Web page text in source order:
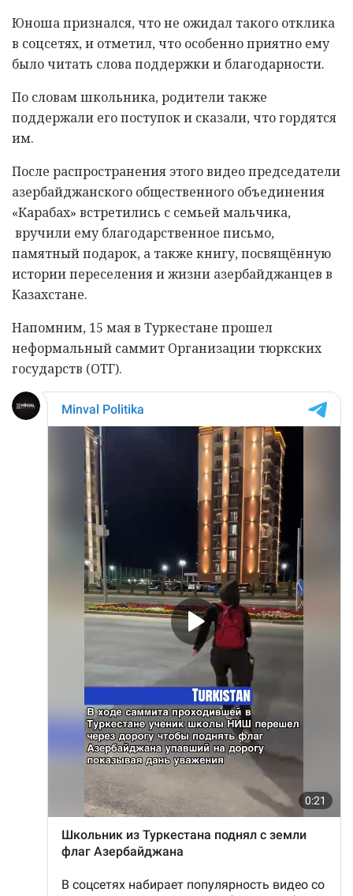
Юноша признался, что не ожидал такого отклика
в соцсетях, и отметил, что особенно приятно ему
было читать слова поддержки и благодарности.
По словам школьника, родители также
поддержали его поступок и сказали, что гордятся
им.
После распространения этого видео председатели
азербайджанского общественного объединения
«Карабах» встретились с семьей мальчика,
вручили ему благодарственное письмо,
памятный подарок, а также книгу, посвящённую
истории переселения и жизни азербайджанцев в
Казахстане.
Напомним, 15 мая в Туркестане прошел
неформальный саммит Организации тюркских
государств (ОТГ).